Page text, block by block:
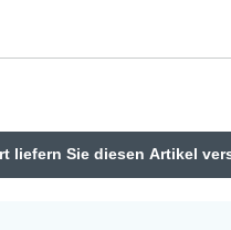
liefern Sie diesen Artikel